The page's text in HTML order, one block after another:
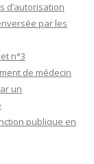
d’autorisation
par les
n°3
de médecin
un
publique en